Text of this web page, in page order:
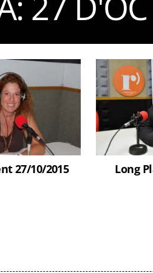
27/10/2015 Long